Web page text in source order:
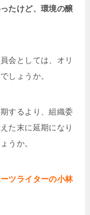
たけど、環境の醸
会としては、オリ
しょうか。
するより、組織委
た末に延期になり
うか。
ツライターの小林